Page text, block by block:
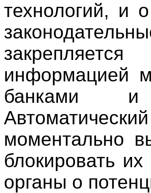
технологий, и
информацией
банками и
моментально
блокировать
органы о